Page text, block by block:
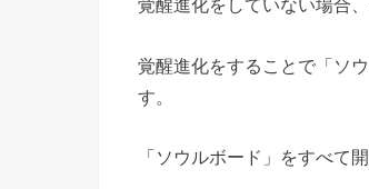
覚醒進化をしていない場合
覚醒進化をすることで「ソ
す。
「ソウルボード」をすべて